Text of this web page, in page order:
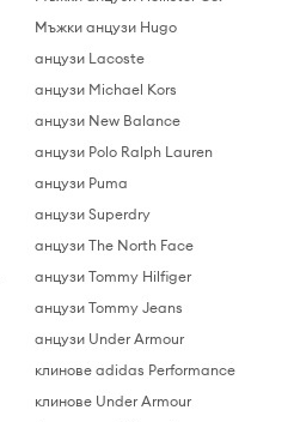
Мъжки анцузи Hugo
анцузи Lacoste
анцузи Michael Kors
анцузи New Balance
анцузи Polo Ralph Lauren
анцузи Puma
анцузи Superdry
анцузи The North Face
анцузи Tommy Hilfiger
анцузи Tommy Jeans
анцузи Under Armour
клинове adidas Performance
клинове Under Armour